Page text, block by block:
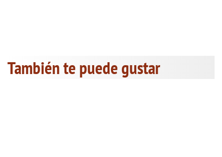
También te puede gustar